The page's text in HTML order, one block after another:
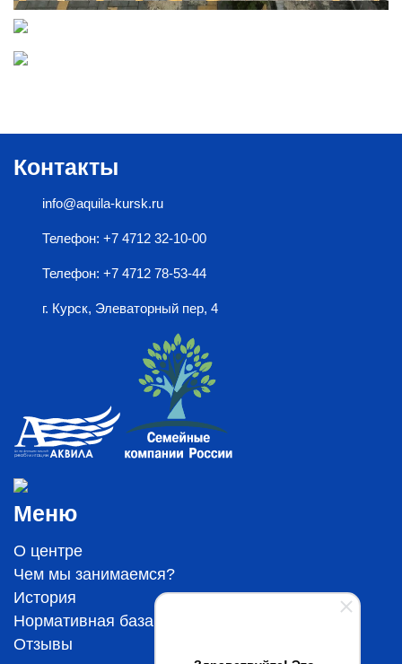
Контакты
info@aquila-kursk.ru
Телефон: +7 4712 32-10-00
Телефон: +7 4712 78-53-44
г. Курск, Элеваторный пер, 4
Меню
О центре
Чем мы занимаемся?
История
Нормативная база
Отзывы